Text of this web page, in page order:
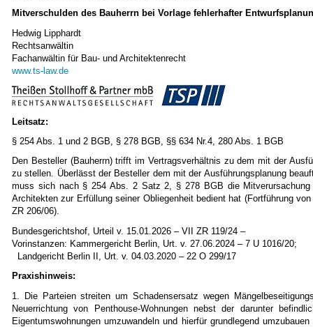
Mitverschulden des Bauherrn bei Vorlage fehlerhafter
Hedwig Lipphardt
Rechtsanwältin
Fachanwältin für Bau- und Architektenrecht
www.ts-law.de
Leitsatz:
§ 254 Abs. 1 und 2 BGB, § 278 BGB, §§ 634 Nr.4, 280 Abs. 1 BGB
Den Besteller (Bauherrn) trifft im Vertragsverhältnis zu dem mit der
zu stellen. Überlässt der Besteller dem mit der Ausführungsplanung
muss sich nach § 254 Abs. 2 Satz 2, § 278 BGB die
Architekten zur Erfüllung seiner Obliegenheit bedient hat (Fortführung
ZR 206/06).
Bundesgerichtshof, Urteil v. 15.01.2026 – VII ZR 119/24 –
Vorinstanzen: Kammergericht Berlin, Urt. v. 27.06.2024 – 7 U 1016/20;
Landgericht Berlin II, Urt. v. 04.03.2020 – 22 O 299/17
Praxishinweis:
1. Die Parteien streiten um Schadensersatz wegen
Neuerrichtung von Penthouse-Wohnungen nebst der darunter
Eigentumswohnungen umzuwandeln und hierfür grundlegend